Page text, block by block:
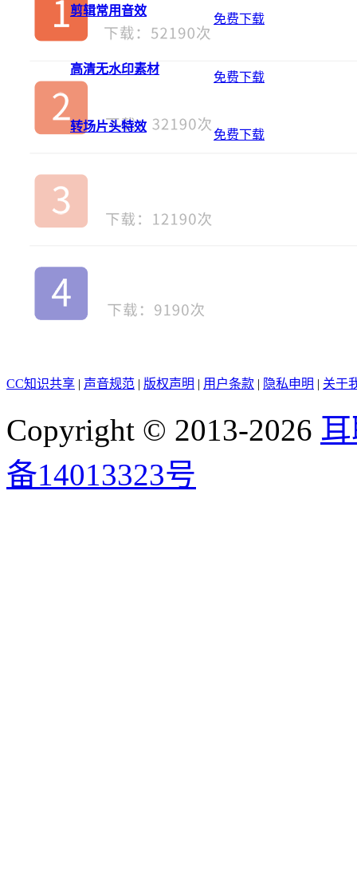
剪辑常用音效
高清无水印素材
转场片头特效
免费下载
免费下载
免费下载
CC知识共享 | 声音规范 | 版权声明 | 用户条款 | 隐私申明 | 关于
Copyright © 2013-2026
备14013323号